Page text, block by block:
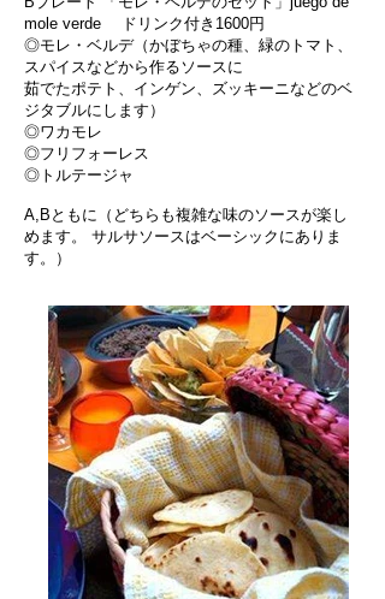
mole verde
ドリンク付き1600円
◎モレ・ベルデ（かぼちゃの種、緑のトマト、
スパイスなどから作るソースに
茹でたポテト、インゲン、ズッキーニなどのベ
ジタブルにします）
◎ワカモレ
◎フリフォーレス
◎トルテージャ
A,Bともに（どちらも複雑な味のソースが楽し
めます。 サルサソースはベーシックにありま
す。）